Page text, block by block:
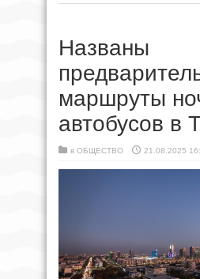
Названы
маршруты
автобусов в
в ОБЩЕСТВО 21.08.2025